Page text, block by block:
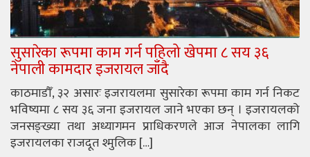
सुसारेका रूपमा काम गर्न पहिलो खेपमा ८ सय ३६
नेपाली कामदार इजरायल जाँदै
काठमाडौँ, ३२ असारः इजरायलमा सुसारेका रूपमा काम गर्न निकट
भविष्यमा ८ सय ३६ जना इजरायल जाने भएका छन् । इजरायलको
जनसङ्ख्या तथा अध्यागमन प्राधिकरणले आज नेपालका लागि
इजरायलका राजदूत श्मुलिक […]